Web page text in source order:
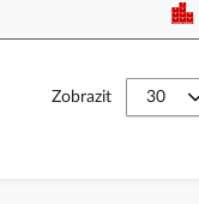
Zobrazit